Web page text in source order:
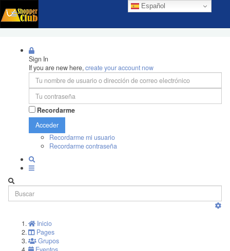
Español
Sign In
If you are new here,create your account now
Recordarme
Acceder
Recordarme mi usuario
Recordarme contraseña
Inicio
Pages
Grupos